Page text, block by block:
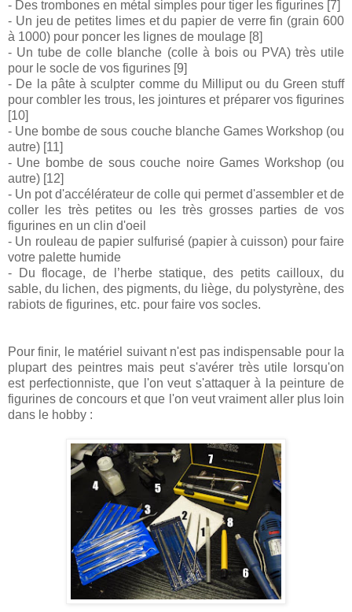
- Des trombones en métal simples pour tiger les figurines [7]
- Un jeu de petites limes et du papier de verre fin (grain 600
à 1000) pour poncer les lignes de moulage [8]
- Un tube de colle blanche (colle à bois ou PVA) très utile
pour le socle de vos figurines [9]
- De la pâte à sculpter comme du Milliput ou du Green stuff
pour combler les trous, les jointures et préparer vos figurines
[10]
- Une bombe de sous couche blanche Games Workshop (ou
autre) [11]
- Une bombe de sous couche noire Games Workshop (ou
autre) [12]
- Un pot d'accélérateur de colle qui permet d'assembler et de
coller les très petites ou les très grosses parties de vos
figurines en un clin d'oeil
- Un rouleau de papier sulfurisé (papier à cuisson) pour faire
votre palette humide
- Du flocage, de l’herbe statique, des petits cailloux, du
sable, du lichen, des pigments, du liège, du polystyrène, des
rabiots de figurines, etc. pour faire vos socles.
Pour finir, le matériel suivant n'est pas indispensable pour la
plupart des peintres mais peut s'avérer très utile lorsqu'on
est perfectionniste, que l'on veut s'attaquer à la peinture de
figurines de concours et que l'on veut vraiment aller plus loin
dans le hobby :